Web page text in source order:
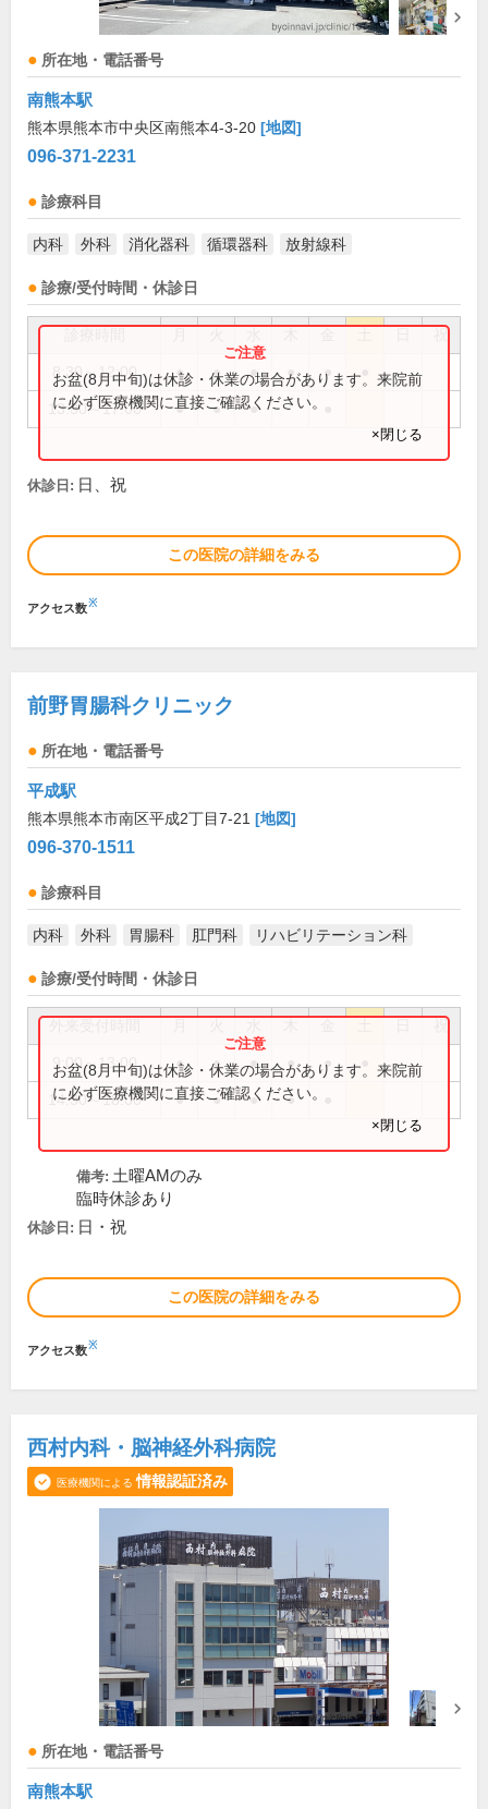
所在地・電話番号
南熊本駅
熊本県熊本市中央区南熊本4-3-20 [地図]
096-371-2231
診療科目
内科 外科 消化器科 循環器科 放射線科
診療/受付時間・休診日
祝
8:30～12:00 ● ● ● ● ●
13:30～17:00 ● ● ●
お盆(8月中旬)は休診・休業の場合があります。来院前
に必ず医療機関に直接ご確認ください。
×閉じる
休診日: 日、祝
この医院の詳細をみる
アクセス数※
前野胃腸科クリニック
所在地・電話番号
平成駅
熊本県熊本市南区平成2丁目7-21 [地図]
096-370-1511
診療科目
内科 外科 胃腸科 肛門科 リハビリテーション科
診療/受付時間・休診日
祝
9:00～13:00 ● ● ● ● ●
14:30～18:00 ● ● ● ●
お盆(8月中旬)は休診・休業の場合があります。来院前
に必ず医療機関に直接ご確認ください。
×閉じる
備考: 土曜AMのみ
臨時休診あり
休診日: 日・祝
この医院の詳細をみる
アクセス数※
西村内科・脳神経外科病院
医療機関による 情報認証済み
所在地・電話番号
南熊本駅